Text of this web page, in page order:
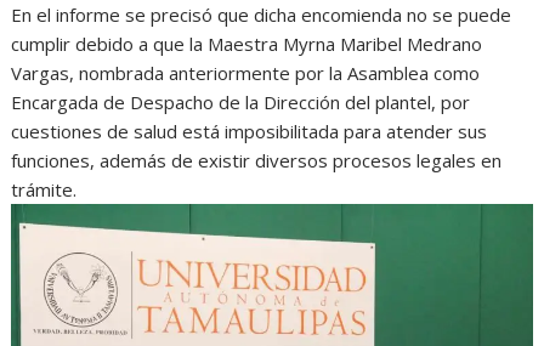
En el informe se precisó que dicha encomienda no se puede
cumplir debido a que la Maestra Myrna Maribel Medrano
Vargas, nombrada anteriormente por la Asamblea como
Encargada de Despacho de la Dirección del plantel, por
cuestiones de salud está imposibilitada para atender sus
funciones, además de existir diversos procesos legales en
trámite.